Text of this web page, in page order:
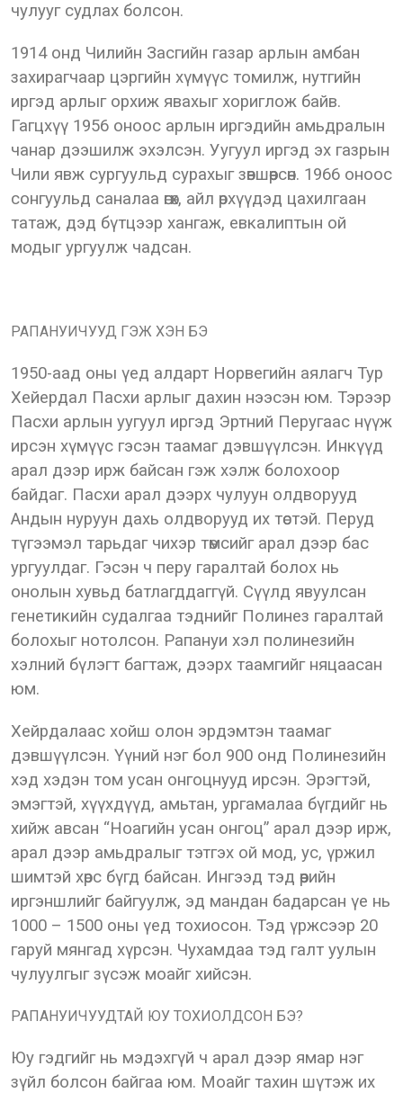
чулууг судлах болсон.
1914 онд Чилийн Засгийн газар арлын амбан
захирагчаар цэргийн хүмүүс томилж, нутгийн
иргэд арлыг орхиж явахыг хориглож байв.
Гагцхүү 1956 оноос арлын иргэдийн амьдралын
чанар дээшилж эхэлсэн. Уугуул иргэд эх газрын
Чили явж сургуульд сурахыг зөвшөөрсөн. 1966 оноос
сонгуульд саналаа өгөх, айл өрхүүдэд цахилгаан
татаж, дэд бүтцээр хангаж, евкалиптын ой
модыг ургуулж чадсан.
РАПАНУИЧУУД ГЭЖ ХЭН БЭ
1950-аад оны үед алдарт Норвегийн аялагч Тур
Хейердал Пасхи арлыг дахин нээсэн юм. Тэрээр
Пасхи арлын уугуул иргэд Эртний Перугаас нүүж
ирсэн хүмүүс гэсэн таамаг дэвшүүлсэн. Инкүүд
арал дээр ирж байсан гэж хэлж болохоор
байдаг. Пасхи арал дээрх чулуун олдворууд
Андын нуруун дахь олдворууд их төстэй. Перуд
түгээмэл тарьдаг чихэр төмсийг арал дээр бас
ургуулдаг. Гэсэн ч перу гаралтай болох нь
онолын хувьд батлагддаггүй. Сүүлд явуулсан
генетикийн судалгаа тэднийг Полинез гаралтай
болохыг нотолсон. Рапануи хэл полинезийн
хэлний бүлэгт багтаж, дээрх таамгийг няцаасан
юм.
Хейрдалаас хойш олон эрдэмтэн таамаг
дэвшүүлсэн. Үүний нэг бол 900 онд Полинезийн
хэд хэдэн том усан онгоцнууд ирсэн. Эрэгтэй,
эмэгтэй, хүүхдүүд, амьтан, ургамалаа бүгдийг нь
хийж авсан “Ноагийн усан онгоц” арал дээр ирж,
арал дээр амьдралыг тэтгэх ой мод, ус, үржил
шимтэй хөрс бүгд байсан. Ингээд тэд өөрийн
иргэншлийг байгуулж, эд мандан бадарсан үе нь
1000 – 1500 оны үед тохиосон. Тэд үржсээр 20
гаруй мянгад хүрсэн. Чухамдаа тэд галт уулын
чулуулгыг зүсэж моайг хийсэн.
РАПАНУИЧУУДТАЙ ЮУ ТОХИОЛДСОН БЭ?
Юу гэдгийг нь мэдэхгүй ч арал дээр ямар нэг
зүйл болсон байгаа юм. Моайг тахин шүтэж их